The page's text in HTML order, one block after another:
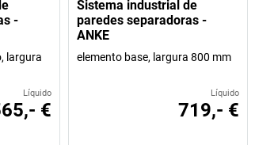
-
largura
Líquido
€
Sistema industrial de
paredes separadoras -
ANKE
elemento base, largura 800 mm
Líquido
719,- €